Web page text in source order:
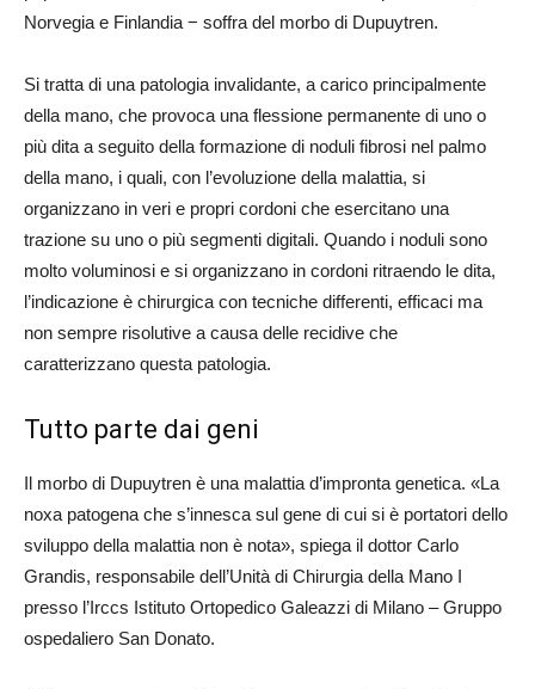
Norvegia e Finlandia − soffra del morbo di Dupuytren.
Si tratta di una patologia invalidante, a carico principalmente
della mano, che provoca una flessione permanente di uno o
più dita a seguito della formazione di noduli fibrosi nel palmo
della mano, i quali, con l’evoluzione della malattia, si
organizzano in veri e propri cordoni che esercitano una
trazione su uno o più segmenti digitali. Quando i noduli sono
molto voluminosi e si organizzano in cordoni ritraendo le dita,
l’indicazione è chirurgica con tecniche differenti, efficaci ma
non sempre risolutive a causa delle recidive che
caratterizzano questa patologia.
Tutto parte dai geni
Il morbo di Dupuytren è una malattia d’impronta genetica. «La
noxa patogena che s’innesca sul gene di cui si è portatori dello
sviluppo della malattia non è nota», spiega il dottor Carlo
Grandis, responsabile dell’Unità di Chirurgia della Mano I
presso l’Irccs Istituto Ortopedico Galeazzi di Milano – Gruppo
ospedaliero San Donato.